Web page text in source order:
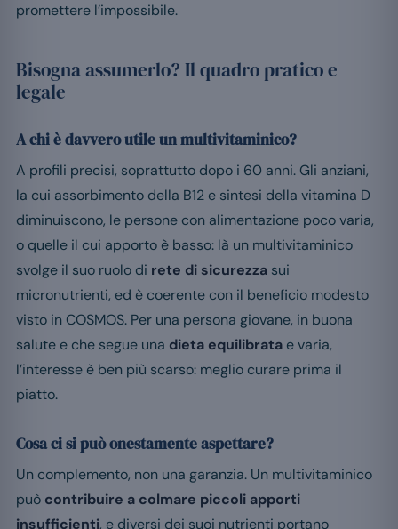
promettere l’impossibile.
Bisogna assumerlo? Il quadro pratico e
legale
A chi è davvero utile un multivitaminico?
A profili precisi, soprattutto dopo i 60 anni. Gli anziani,
la cui assorbimento della B12 e sintesi della vitamina D
diminuiscono, le persone con alimentazione poco varia,
o quelle il cui apporto è basso: là un multivitaminico
svolge il suo ruolo di rete di sicurezza sui
micronutrienti, ed è coerente con il beneficio modesto
visto in COSMOS. Per una persona giovane, in buona
salute e che segue una dieta equilibrata e varia,
l’interesse è ben più scarso: meglio curare prima il
piatto.
Cosa ci si può onestamente aspettare?
Un complemento, non una garanzia. Un multivitaminico
può contribuire a colmare piccoli apporti
insufficienti, e diversi dei suoi nutrienti portano